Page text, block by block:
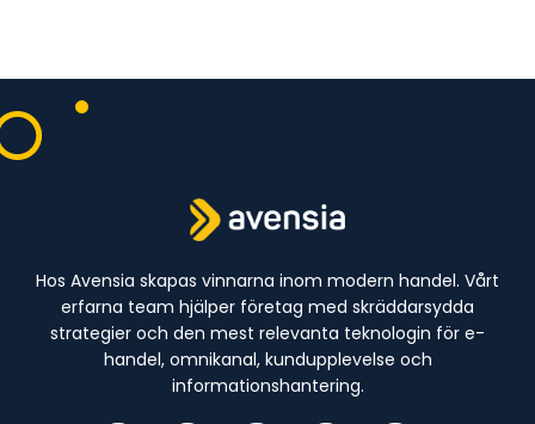
Hos Avensia skapas vinnarna inom modern handel. Vårt
erfarna team hjälper företag med skräddarsydda
strategier och den mest relevanta teknologin för e-
handel, omnikanal, kundupplevelse och
informationshantering.